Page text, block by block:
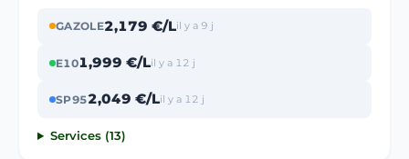
GAZOLE2,179 €/Lil y a 9 j
E101,999 €/Lil y a 12 j
SP952,049 €/Lil y a 12 j
Services (13)